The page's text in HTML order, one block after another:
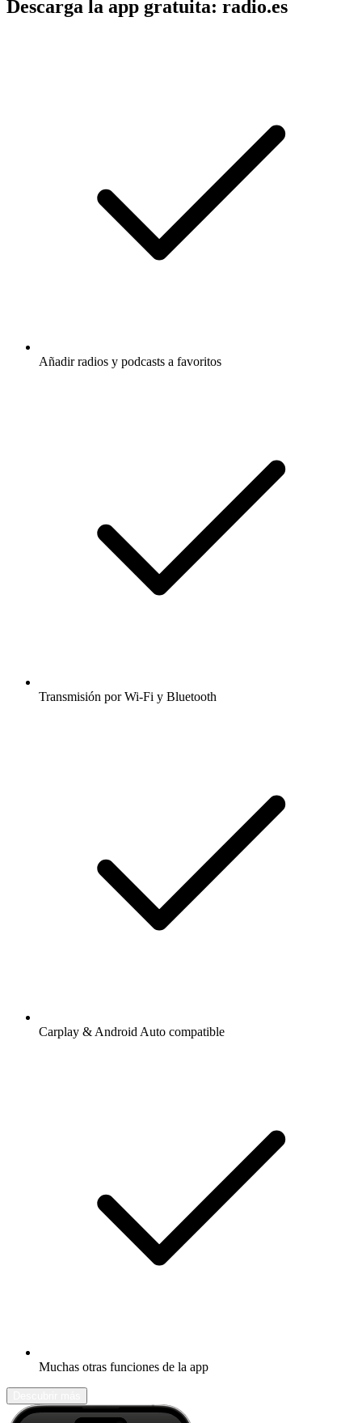
Descarga la app gratuita: radio.es
Añadir radios y podcasts a favoritos
Transmisión por Wi-Fi y Bluetooth
Carplay & Android Auto compatible
Muchas otras funciones de la app